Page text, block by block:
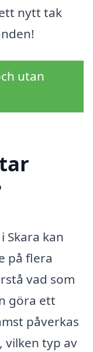
nytt tak
utan
Skara kan
på flera
vad som
göra ett
påverkas
vilken typ av